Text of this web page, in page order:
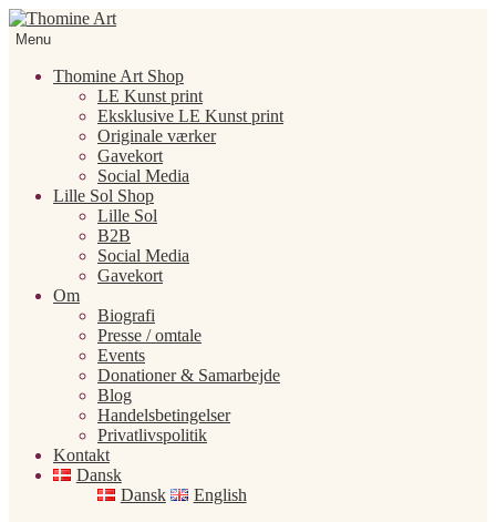
Spring
til
Spring
tilMenu
Thomine Art Shop
LE Kunst print
Eksklusive LE Kunst print
Originale værker
Gavekort
Social Media
Lille Sol Shop
Lille Sol
B2B
Social Media
Gavekort
Om
Biografi
Presse / omtale
Events
Donationer & Samarbejde
Blog
Handelsbetingelser
Privatlivspolitik
Kontakt
Dansk
Dansk
English